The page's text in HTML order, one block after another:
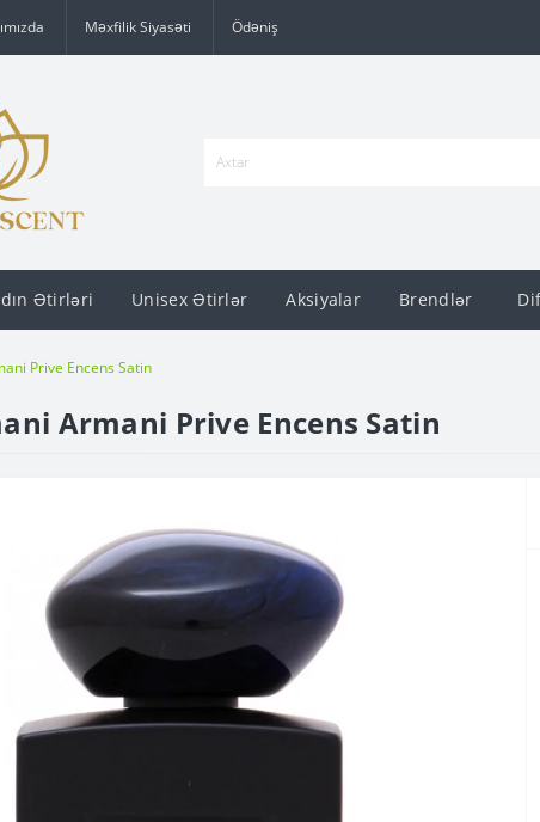
Məxfilik Siyasəti Ödəniş
Ətirləri Unisex Ətirlər Aksiyalar Brendlər
Prive Encens Satin
Armani Prive Encens Satin